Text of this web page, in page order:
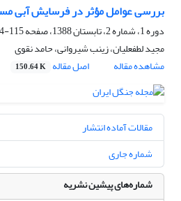
بررسی عوامل مؤثر در فرسایش آبی
دوره 1، شماره 2، تابستان 1388، صفحه
115-124
مجید لطفعلیان، زینب شیروانی، حامد نقوی
مشاهده مقاله
اصل مقاله 150.64 K
مقالات آماده انتشار
شماره جاری
شماره‌های پیشین نشریه